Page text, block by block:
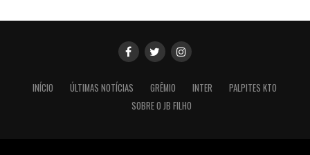
INÍCIO ÚLTIMAS NOTÍCIAS GRÊMIO INTER
PALPITES KTO
SOBRE O JB FILHO